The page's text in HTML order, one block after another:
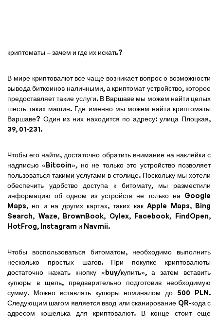
криптоматы – зачем и где их искать?
В мире криптовалют все чаще возникает вопрос о возможности
вывода биткоинов наличными, а криптомат устройство, которое
предоставляет такие услуги. В Варшаве мы можем найти целых
шесть таких машин. Где именно мы можем найти криптоматы
Варшаве? Один из них находится по адресу: улица Плоцкая,
39, 01-231.
Чтобы его найти, достаточно обратить внимание на наклейки с
надписью «Bitcoin», но не только это устройство позволяет
пользоваться такими услугами в столице. Поскольку мы хотели
обеспечить удобство доступа к битомату, мы разместили
информацию об одном из устройств не только на Google
Maps, но и на других картах, таких как Apple Maps, Bing
Search, Waze, BrownBook, Cylex, Facebook, FindOpen,
HotFrog, Instagram и Navmii.
Чтобы воспользоваться битоматом, необходимо выполнить
несколько простых шагов. При покупке криптовалюты
достаточно нажать кнопку «buy/купить», а затем вставить
купюры в щель, предварительно подготовив необходимую
сумму. Можно вставлять купюры номиналом до 500 PLN.
Следующим шагом является ввод или сканирование QR-кода с
адресом кошелька для криптовалют. В конце стоит еще